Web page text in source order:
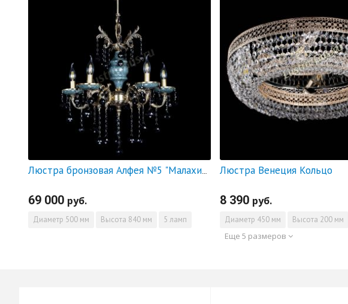
Люстра бронзовая Алфея №5 "Малахит" шар черная
69 000 руб.
Диаметр 500 мм Высота 840 мм 5 ламп
Люстра Венеция Кольцо
8 390 руб.
Диаметр 450 мм Высота 200 мм
Еще 5 размеров